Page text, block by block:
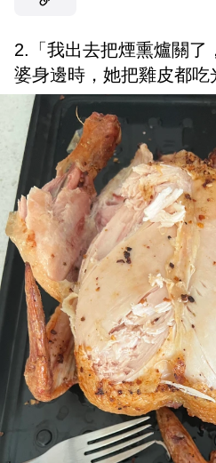
2.「我出去把煙熏爐關了
婆身邊時，她把雞皮都吃